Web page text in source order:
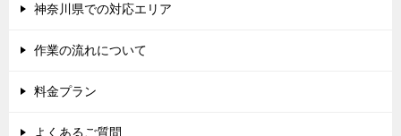
神奈川県での対応エリア
作業の流れについて
料金プラン
よくあるご質問